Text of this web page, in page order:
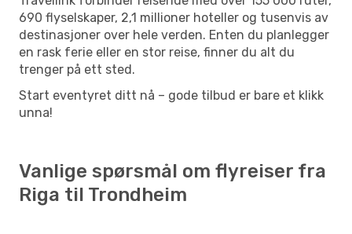
690 flyselskaper, 2,1 millioner hoteller og tusenvis av
destinasjoner over hele verden. Enten du planlegger
en rask ferie eller en stor reise, finner du alt du
trenger på ett sted.
Start eventyret ditt nå – gode tilbud er bare et klikk
unna!
Vanlige spørsmål om flyreiser fra
Riga til Trondheim